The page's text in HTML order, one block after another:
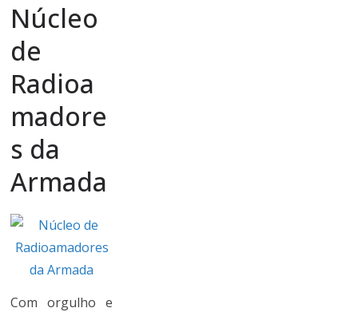
Núcleo
de
Radioa
madore
s da
Armada
Com orgulho e